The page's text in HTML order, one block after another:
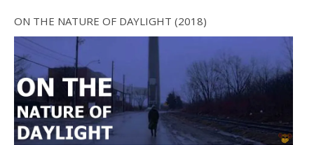
ON THE NATURE OF DAYLIGHT (2018)